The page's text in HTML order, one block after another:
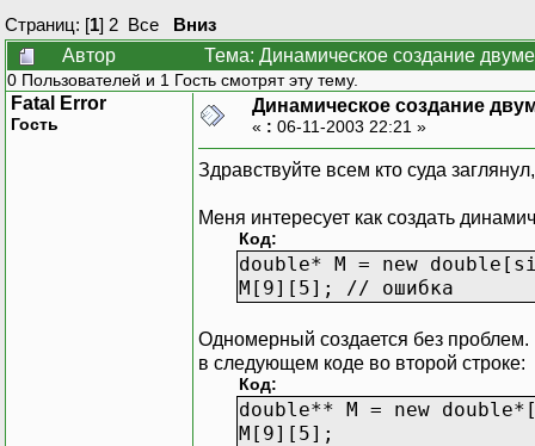
Страниц: [1] 2 Все
Вниз
Автор
Тема: Динамическое создание
0 Пользователей и 1 Гость смотрят эту тему.
Fatal Error
Гость
Динамическое создание
« : 06-11-2003 22:21 »
Здравствуйте всем кто суда
Меня интересует как создать
Код:
double* M = new
M[9][5]; // ошибка
Одномерный создается без
в следующем коде во второй строке:
Код:
double** M = new
M[9][5];